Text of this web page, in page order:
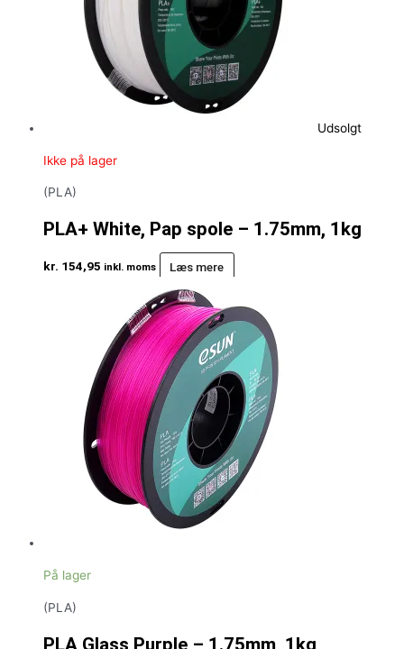
Udsolgt
Ikke på lager
(PLA)
PLA+ White, Pap spole – 1.75mm, 1kg
kr. 154,95 inkl. moms Læs mere
På lager
(PLA)
PLA Glass Purple – 1.75mm, 1kg